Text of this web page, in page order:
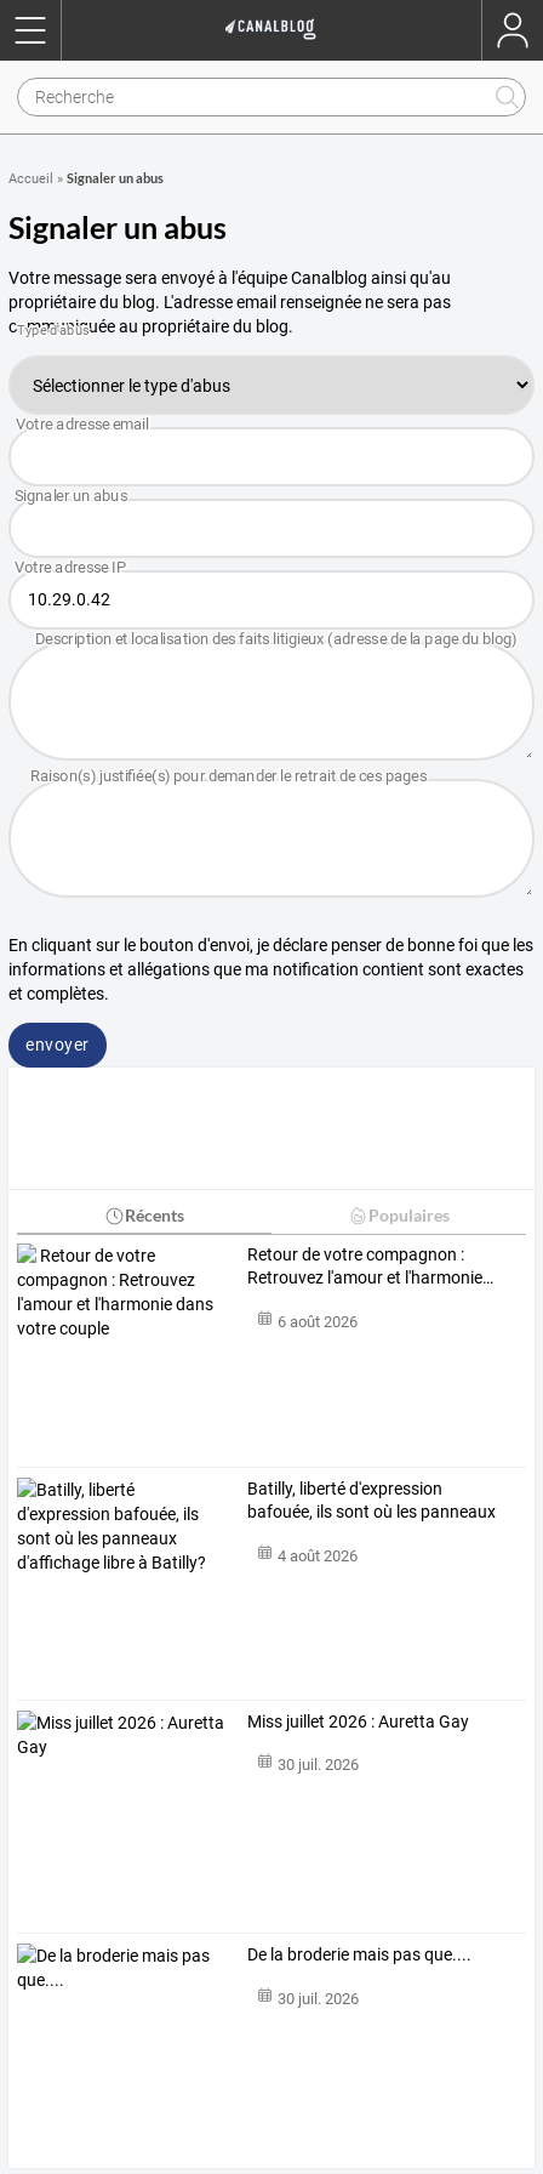
Accueil » Signaler un abus
Signaler un abus
Votre message sera envoyé à l'équipe Canalblog ainsi qu'au
propriétaire du blog. L'adresse email renseignée ne sera pas
communiquée au propriétaire du blog.
En cliquant sur le bouton d'envoi, je déclare penser de bonne foi que les
informations et allégations que ma notification contient sont exactes
et complètes.
envoyer
Récents Populaires
Retourdevotrecompagnon :
Retrouvez l'amouret l'harmonie…
6 août 2026
Batilly, libertéd'expression
bafouée, ilssont où les panneaux
4 août 2026
Miss juillet 2026 : Auretta Gay
30 juil. 2026
De la broderie mais pas que....
30 juil. 2026